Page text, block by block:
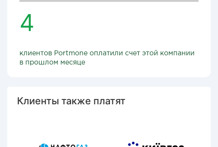
4
клиентов Portmone оплатили счет этой компании
в прошлом месяце
Клиенты также платят